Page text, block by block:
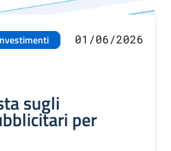
01/06/2026
sugli
per